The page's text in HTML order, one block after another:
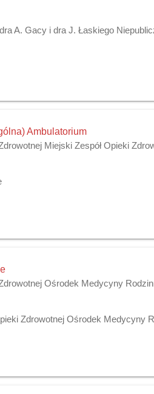
A. Gacy i dra J. Łaskiego
Ambulatorium
Miejski Zespół Opieki
Ośrodek Medycyny
Zdrowotnej Ośrodek Medycyny